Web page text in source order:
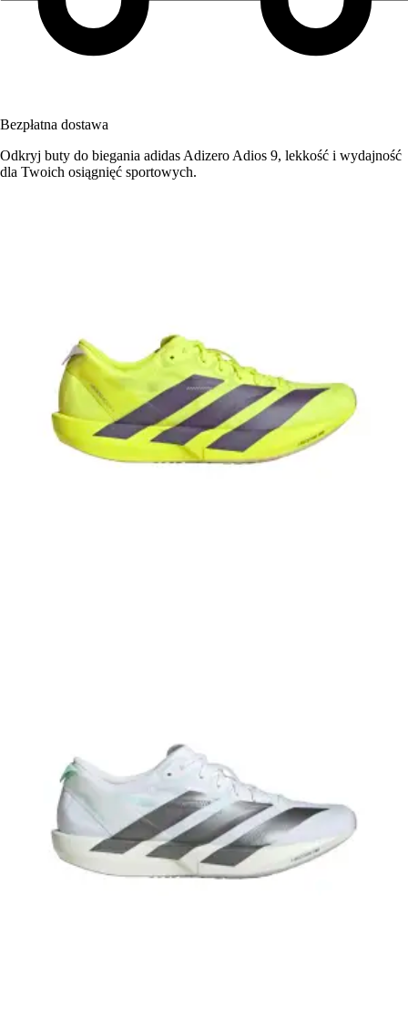
Bezpłatna dostawa
Odkryj buty do biegania adidas Adizero Adios 9, lekkość i wydajność
dla Twoich osiągnięć sportowych.